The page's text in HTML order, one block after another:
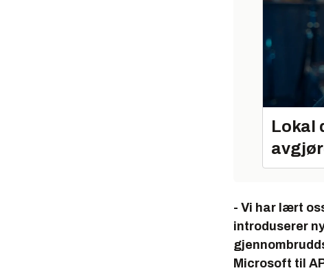
Lokal
- Vi har lært
introduserer
Microsoft til